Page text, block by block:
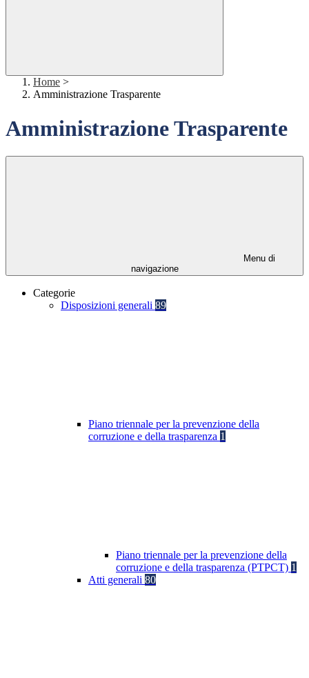
Home >
Amministrazione Trasparente
Amministrazione Trasparente
Menu di
navigazione
Categorie
Disposizioni generali 89
Piano triennale per la prevenzione della
corruzione e della trasparenza 1
Piano triennale per la prevenzione della
corruzione e della trasparenza (PTPCT) 1
Atti generali 80